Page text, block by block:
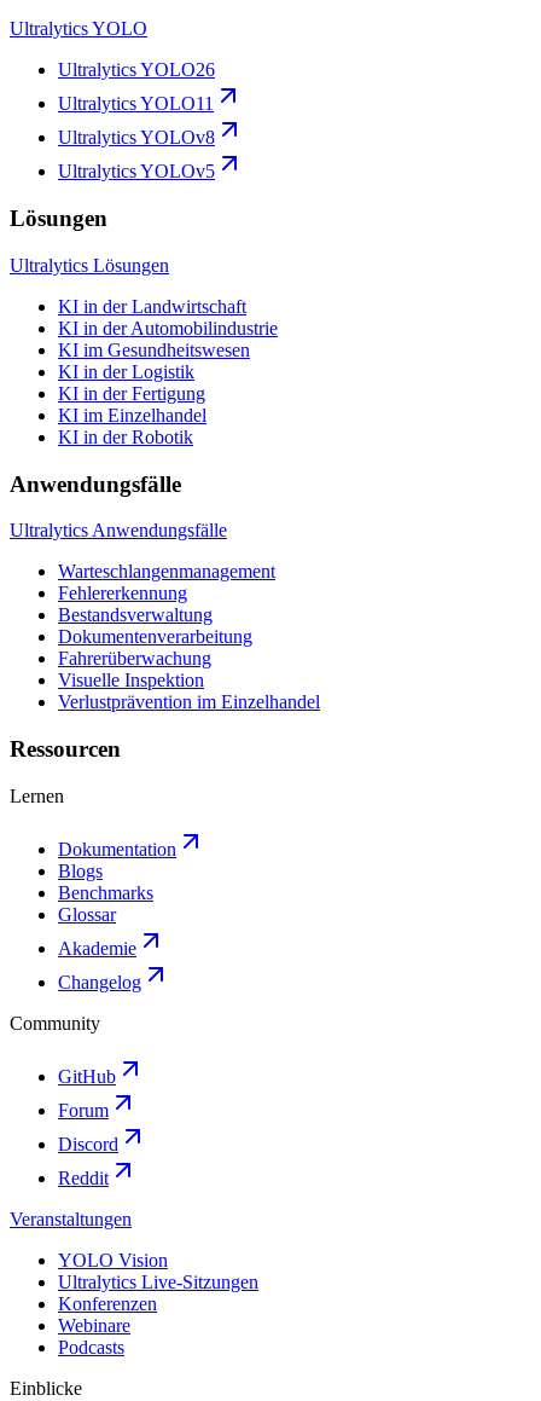
Ultralytics YOLO
Ultralytics YOLO26
Ultralytics YOLO11
Ultralytics YOLOv8
Ultralytics YOLOv5
Lösungen
Ultralytics Lösungen
KI in der Landwirtschaft
KI in der Automobilindustrie
KI im Gesundheitswesen
KI in der Logistik
KI in der Fertigung
KI im Einzelhandel
KI in der Robotik
Anwendungsfälle
Ultralytics Anwendungsfälle
Warteschlangenmanagement
Fehlererkennung
Bestandsverwaltung
Dokumentenverarbeitung
Fahrerüberwachung
Visuelle Inspektion
Verlustprävention im Einzelhandel
Ressourcen
Lernen
Dokumentation
Blogs
Benchmarks
Glossar
Akademie
Changelog
Community
GitHub
Forum
Discord
Reddit
Veranstaltungen
YOLO Vision
Ultralytics Live-Sitzungen
Konferenzen
Webinare
Podcasts
Einblicke